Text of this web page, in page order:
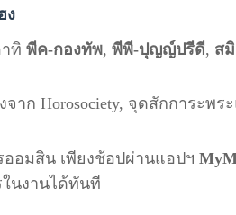
ง
ทิ พีค-กองทัพ, พีพี-ปุญญ์ปรีดี, ส
าก Horosociety, จุดสักการะพร
อมสิน เพียงช้อปผ่านแอปฯ
ในงานได้ทันที